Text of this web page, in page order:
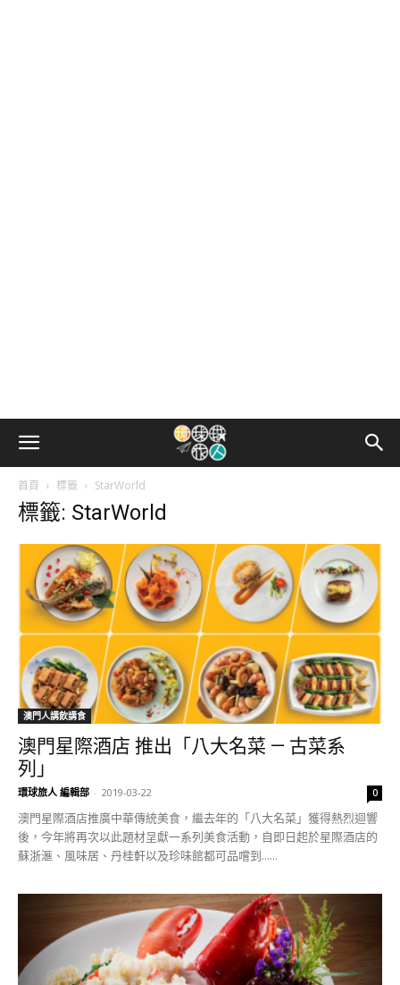
首頁 標籤 StarWorld
標籤: StarWorld
澳門人講飲講食
澳門星際酒店 推出「八大名菜 — 古菜系
列」
環球旅人 編輯部 - 2019-03-22 0
澳門星際酒店推廣中華傳統美食，繼去年的「八大名菜」獲得熱烈迴響
後，今年將再次以此題材呈獻一系列美食活動，自即日起於星際酒店的
蘇浙滙、風味居、丹桂軒以及珍味館都可品嚐到......